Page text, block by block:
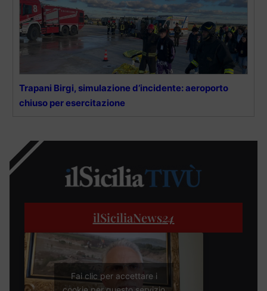
Trapani Birgi, simulazione d’incidente: aeroporto
chiuso per esercitazione
ilSiciliaNews24
Fai clic per accettare i